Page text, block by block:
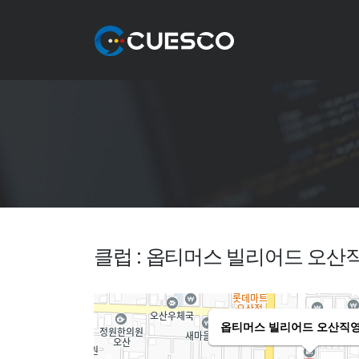
클럽 : 옵티머스 빌리어드 오산
옵티머스 빌리어드 오산직